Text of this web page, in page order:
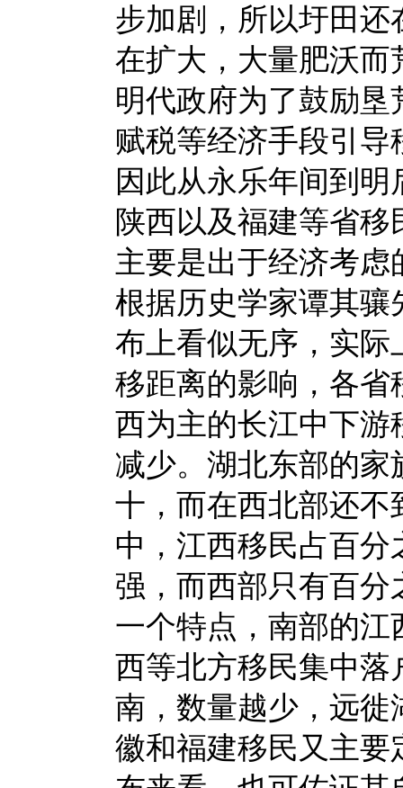
步加剧，所以圩田
在扩大，大量肥沃
明代政府为了鼓励
赋税等经济手段引导
因此从永乐年间到
陕西以及福建等省
主要是出于经济考虑
根据历史学家谭其
布上看似无序，实
移距离的影响，各
西为主的长江中下
减少。湖北东部的
十，而在西北部还
中，江西移民占百
强，而西部只有百
一个特点，南部的
西等北方移民集中
南，数量越少，远
徽和福建移民又主